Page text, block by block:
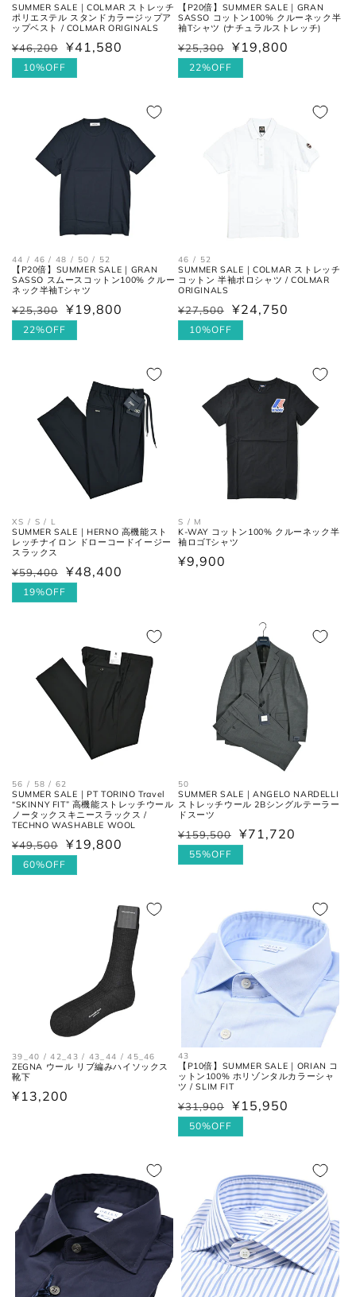
SUMMER SALE｜COLMAR ストレッチ
ポリエステル スタンドカラージップア
ップベスト / COLMAR ORIGINALS
通
常
¥46,200
セ
ー
¥41,580
10%OFF
【P20倍】SUMMER SALE｜GRAN
SASSO コットン100% クルーネック半
袖Tシャツ (ナチュラルストレッチ)
通
常
¥25,300
セ
ー
¥19,800
22%OFF
44 / 46 / 48 / 50 / 52
【P20倍】SUMMER SALE｜GRAN
SASSO スムースコットン100% クルー
ネック半袖Tシャツ
通
常
¥25,300
セ
ー
¥19,800
22%OFF
46 / 52
SUMMER SALE｜COLMAR ストレッチ
コットン 半袖ポロシャツ / COLMAR
ORIGINALS
通
常
¥27,500
セ
ー
¥24,750
10%OFF
XS / S / L
SUMMER SALE｜HERNO 高機能スト
レッチナイロン ドローコードイージー
スラックス
通
常
¥59,400
セ
ー
¥48,400
19%OFF
S / M
K-WAY コットン100% クルーネック半
袖ロゴTシャツ
通
¥9,900
56 / 58 / 62
SUMMER SALE｜PT TORINO Travel
“SKINNY FIT” 高機能ストレッチウール
ノータックスキニースラックス /
TECHNO WASHABLE WOOL
通
常
¥49,500
セ
ー
¥19,800
60%OFF
50
SUMMER SALE｜ANGELO NARDELLI
ストレッチウール 2Bシングルテーラー
ドスーツ
通
常
¥159,500
セ
ー
¥71,720
55%OFF
39_40 / 42_43 / 43_44 / 45_46
ZEGNA ウール リブ編みハイソックス
靴下
通
¥13,200
43
【P10倍】SUMMER SALE｜ORIAN コ
ットン100% ホリゾンタルカラーシャ
ツ / SLIM FIT
通
常
¥31,900
セ
ー
¥15,950
50%OFF
股下
股下の縫い目の交点から、内側の
シームに沿った裾までの長さ。
幅)
方向へ下がった位置の端と端を結
んだ長さ。
裾の端と端を結んだ長さ。
ネクタイ
全長 大剣と小剣の先端を結んだ長さ。
大剣の剣先幅。
シューズ
全長
アウトソールに沿って前後の先端
を結んだ長さ。
最大幅
一番張り出しているアウトソール
の最大幅。
ヒール
お直しについてはこちらのページでご確認
ください。